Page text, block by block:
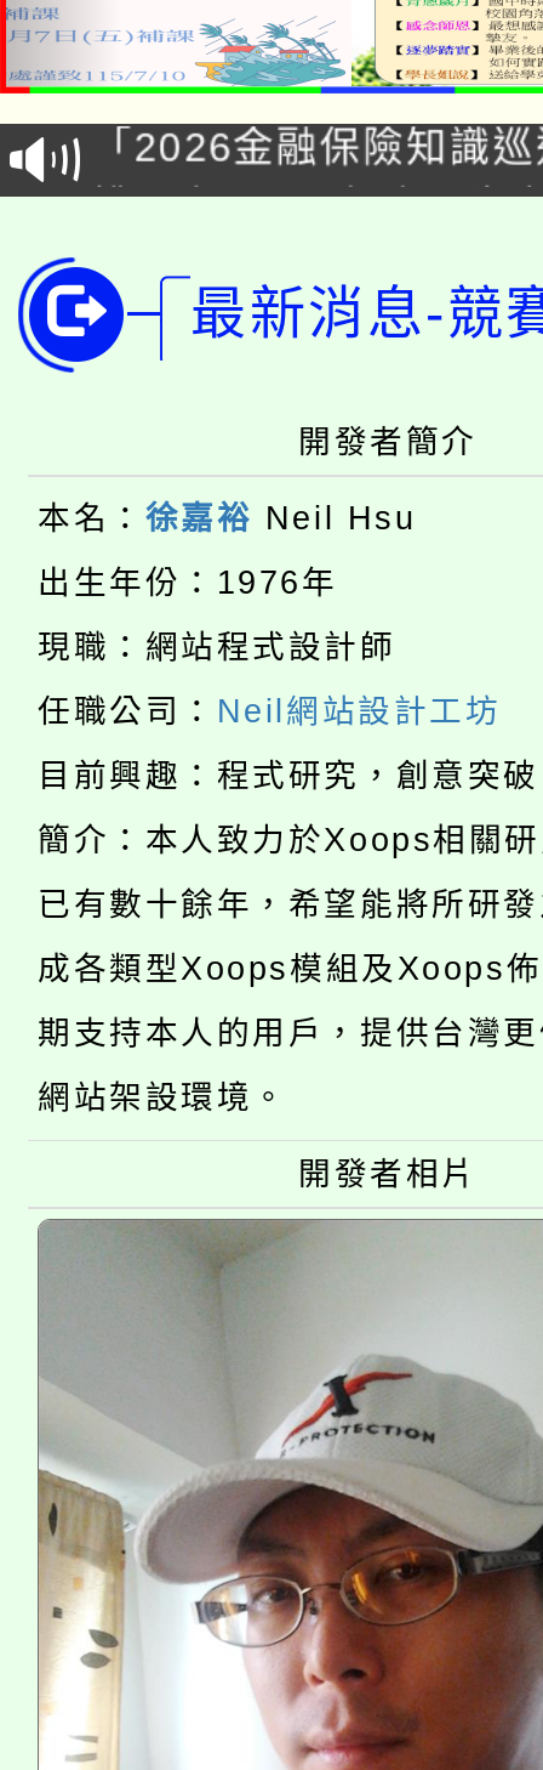
公告本校115學年度第
代理(課)教師甄選結果(
「2026金融保險知識
車」活動
桃園市115學年度學生
生本土語及新住民語歌
代理(課)教師甄選結果(
公告本校115學年度第
轉知中國文化大學推廣
《TA101》溝通分析基
程，歡迎學生輔導中心
心理、諮商輔導、社會
系所師生報名參加。
轉知苗栗縣政府辦理
縣市「校園短影音徵選
門員」簡章及活動海報
踴躍報名參加。
桃園市115學年度學生
要點
「桃園市補助參觀特色
展演活動實施計畫」
義教育推展貢獻獎」
公告本校115學年度第
「2026金融保險知識
車」活動
桃園市115學年度學生
生本土語及新住民語歌
公告本校115學年度第
代理(課)教師甄選結果(
公告本校115學年度第
代理(課)教師甄選結果(
轉知中國文化大學推廣
《TA101》溝通分析基
程，歡迎學生輔導中心
心理、諮商輔導、社會
系所師生報名參加。
轉知苗栗縣政府辦理
縣市「校園短影音徵選
門員」簡章及活動海報
踴躍報名參加。
桃園市115學年度學生
「桃園市補助參觀特色
展演活動實施計畫」
115年度「教育部表揚
義教育推展貢獻獎」
最新消息-競
開發者簡介
本名： 徐嘉裕 Neil Hsu
出生年份：1976年
現職：網站程式設計師
任職公司： Neil網站設計工坊
目前興趣：程式研究，創意突
簡介：本人致力於Xoops相關
已有數十餘年，希望能將所研
成各類型Xoops模組及Xoops
期支持本人的用戶，提供台灣
網站架設環境。
開發者相片